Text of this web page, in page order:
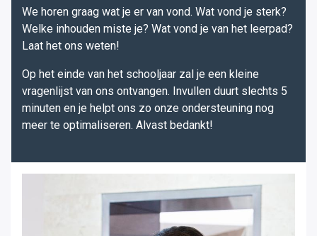
We horen graag wat je er van vond. Wat vond je sterk?
Welke inhouden miste je? Wat vond je van het leerpad?
Laat het ons weten!
Op het einde van het schooljaar zal je een kleine
vragenlijst van ons ontvangen. Invullen duurt slechts 5
minuten en je helpt ons zo onze ondersteuning nog
meer te optimaliseren. Alvast bedankt!